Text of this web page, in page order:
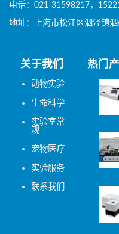
电话：021-31598217，
地址：上海市松江区泗泾镇
关于我们
动物实验
生命科学
实验室常
规
宠物医疗
实验服务
联系我们
热门